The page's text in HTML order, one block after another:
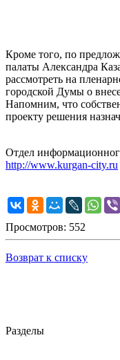
Кроме того, по
палаты Александра
рассмотреть на
городской Думы о
Напомним, что
проекту решения
Отдел
http://www.kurgan-city.ru
Просмотров: 552
Возврат к списку
Разделы